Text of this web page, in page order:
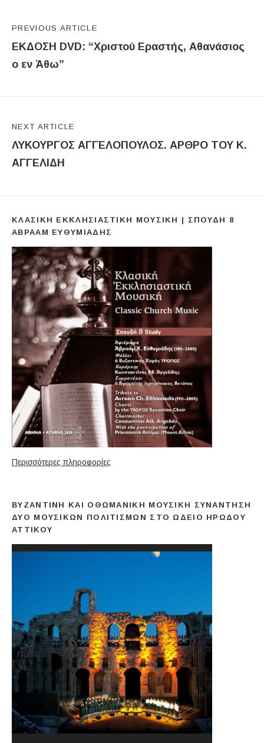
PREVIOUS ARTICLE
ΕΚΔΟΣΗ DVD: “Χριστού Εραστής, Αθανάσιος
ο εν Άθω”
NEXT ARTICLE
ΛΥΚΟΥΡΓΟΣ ΑΓΓΕΛΟΠΟΥΛΟΣ. ΑΡΘΡΟ ΤΟΥ Κ.
ΑΓΓΕΛΙΔΗ
ΚΛΑΣΙΚΉ ΕΚΚΛΗΣΙΑΣΤΙΚΉ ΜΟΥΣΙΚΉ | ΣΠΟΥΔΉ 8
ΑΒΡΑΆΜ ΕΥΘΥΜΙΆΔΗΣ
Περισσότερες πληροφορίες
ΒΥΖΑΝΤΙΝΉ ΚΑΙ ΟΘΩΜΑΝΙΚΉ ΜΟΥΣΙΚΉ ΣΥΝΆΝΤΗΣΗ
ΔΎΟ ΜΟΥΣΙΚΏΝ ΠΟΛΙΤΙΣΜΏΝ ΣΤΟ ΩΔΕΊΟ ΗΡΏΔΟΥ
ΑΤΤΙΚΟΎ